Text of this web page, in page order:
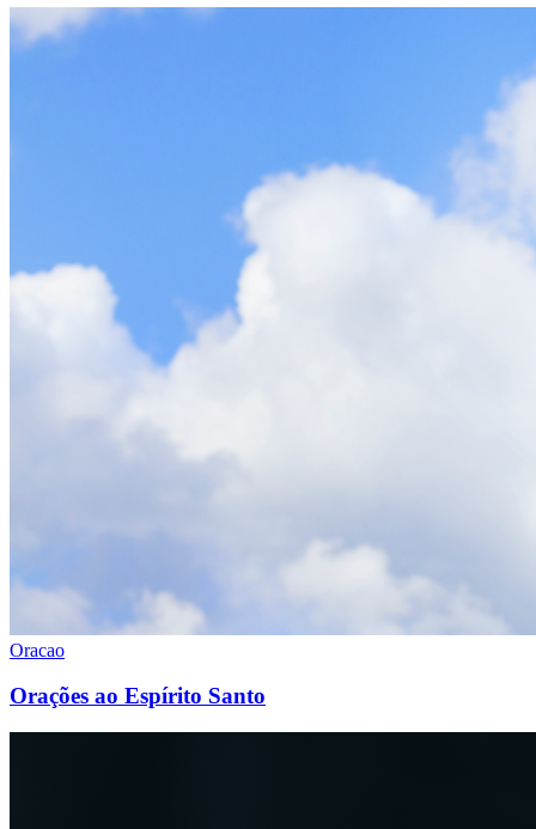
Oracao
Orações ao Espírito Santo